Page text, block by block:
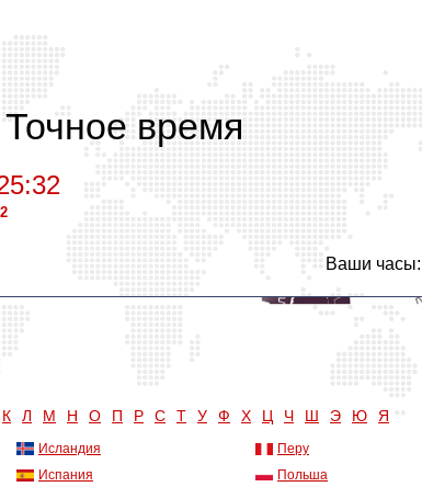
Точное время
Ваши часы:
К Л М Н О П Р С Т У Ф Х Ц Ч Ш Э Ю Я
Исландия
Испания
Перу
Польша